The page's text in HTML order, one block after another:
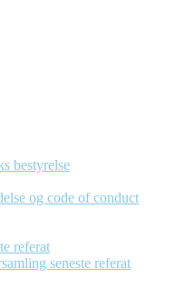
bestyrelse
og code of conduct
referat
seneste referat